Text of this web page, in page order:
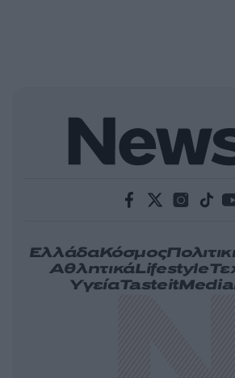
ΕλλάδαΚόσμος
ΑθλητικάLifestyle
ΥγείαTasteitMedia